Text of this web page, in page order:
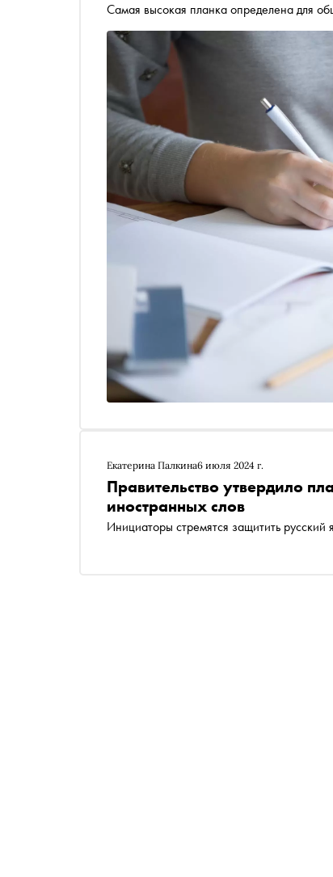
Самая высокая планка определена для
Екатерина Палкина6 июля 2024 г.
Правительство утвердило
иностранных слов
Инициаторы стремятся защитить русский